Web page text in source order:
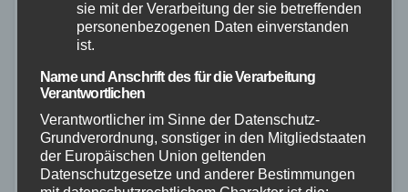
realistischen Bedingungen
22. MAI 2026
Mit einem umfangreichen Kräfteansatz hat im Haus
Feuerwehr stattgefunden. Das Gebäude wird aktuell
als Unterkunft für 41 Bewohner mit Fluchthintergrund
genutzt und stellte die…
sie mit der Verarbeitung der sie betreffenden
personenbezogenen Daten einverstanden
ist.
Name und Anschrift des für die Verarbeitung
Verantwortlichen
Verantwortlicher im Sinne der Datenschutz-
Grundverordnung, sonstiger in den Mitgliedstaaten
der Europäischen Union geltenden
Datenschutzgesetze und anderer Bestimmungen